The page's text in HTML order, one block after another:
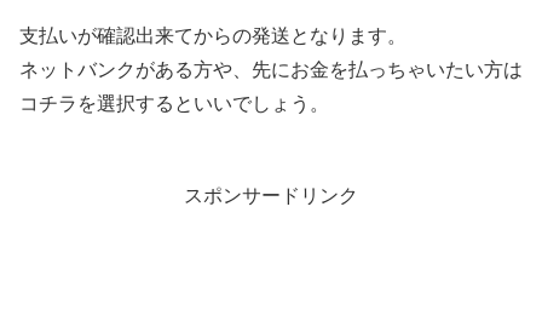
支払いが確認出来てからの発送となります。
ネットバンクがある方や、先にお金を払っちゃいたい方は
コチラを選択するといいでしょう。
スポンサードリンク